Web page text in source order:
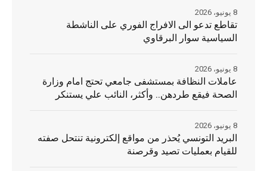
تقاطع تدعو الى الافراج الفوري على الناشطة
السياسية سوار البرقاوي
8 يونيو، 2026
عاملات النظافة بمستشفى جامعي تحتج امام وزارة
الصحة فيقع طردهن.. وأكثر، النائب علي يستنكر
8 يونيو، 2026
البريد التونسي يُحذر من مواقع إلكترونية تنتحل صفته
للقيام بعمليات تصيد وقرصنة
8 يونيو، 2026